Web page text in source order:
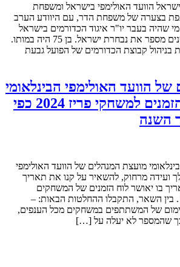
הוועד האולימפי בישראל ומשפחת
בצערה של משפחת הדר, עם היוודע הערב
שהיה בעבר יו"ר איגוד הכדורמים בישראל
במשך שש שנים וניהל שנים מספר את נבחרת ישראל. בן 75 היה במותו.
בניהול קבוצת הכדורמים של הפועל גבעת
הוועד האולימפי הבינלאומי
תאשר את לוח הזמנים למשחקי פריז 2024 כפי
השנה
מועצת המנהלים של הוועד האולימפי
ועידה מרחוק, להשאיר על קנו את תאריך
2020, כתאריך בו יאושר לוח הזמנים של המשחקים
האולימפיים בפריז 2024 . בין השאר, התקבלו ההחלטות הבאות: –
של המשתתפים במשחקים מכל הענפים,
שהמספר לא יעלה על […]